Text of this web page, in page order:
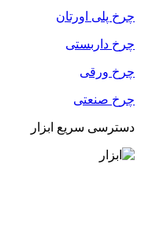
چرخ پلی اورتان
چرخ داربستی
چرخ ورقی
چرخ صنعتی
دسترسی سریع ابزار